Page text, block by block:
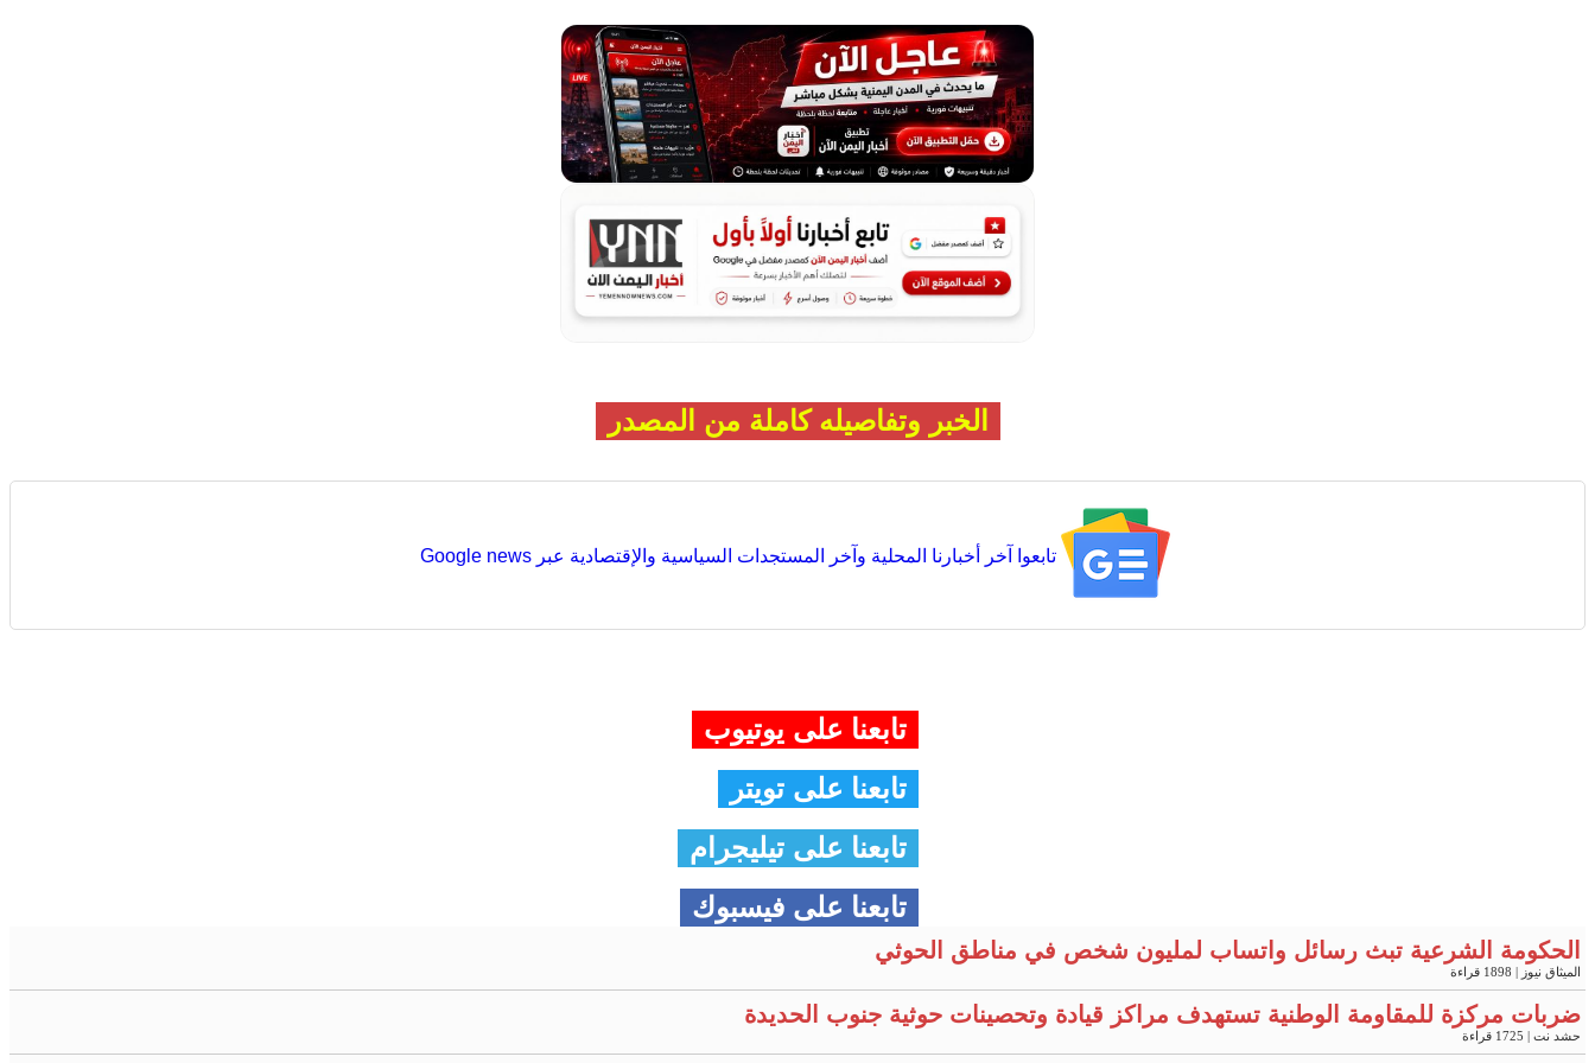
الخبر وتفاصيله كاملة من المصدر
تابعوا آخر أخبارنا المحلية وآخر المستجدات السياسية والإقتصادية عبر Google news
تابعنا على يوتيوب
تابعنا على تويتر
تابعنا على تيليجرام
تابعنا على فيسبوك
الحكومة الشرعية تبث رسائل واتساب لمليون شخص في مناطق الحوثي
الميثاق نيوز | 1898 قراءة
ضربات مركزة للمقاومة الوطنية تستهدف مراكز قيادة وتحصينات حوثية جنوب الحديدة
حشد نت | 1725 قراءة